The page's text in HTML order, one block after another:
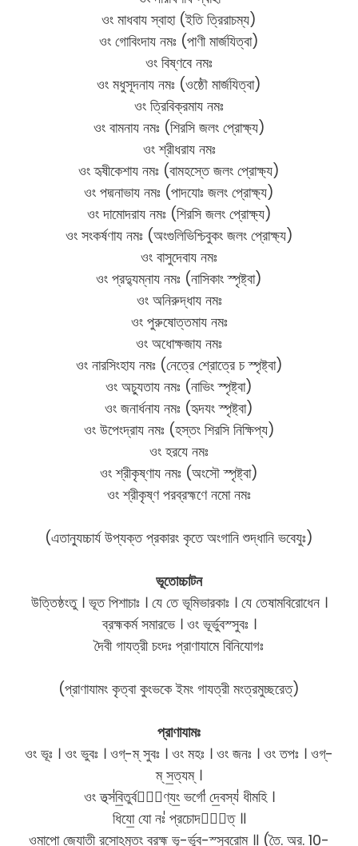
ওং মাধবায স্বাহা (ইতি ত্রিরাচম্য)
ওং গোবিংদায নমঃ (পাণী মার্জযিত্বা)
ওং বিষ্ণবে নমঃ
ওং মধুসূদনায নমঃ (ওষ্ঠৌ মার্জযিত্বা)
ওং ত্রিবিক্রমায নমঃ
ওং বামনায নমঃ (শিরসি জলং প্রোক্ষ্য)
ওং শ্রীধরায নমঃ
ওং হৃষীকেশায নমঃ (বামহস্তে জলং প্রোক্ষ্য)
ওং পদ্মনাভায নমঃ (পাদযোঃ জলং প্রোক্ষ্য)
ওং দামোদরায নমঃ (শিরসি জলং প্রোক্ষ্য)
ওং সংকর্ষণায নমঃ (অংগুলিভিশ্চিবুকং জলং প্রোক্ষ্য)
ওং বাসুদেবায নমঃ
ওং প্রদ্যুম্নায নমঃ (নাসিকাং স্পৃষ্ট্বা)
ওং অনিরুদ্ধায নমঃ
ওং পুরুষোত্তমায নমঃ
ওং অধোক্ষজায নমঃ
ওং নারসিংহায নমঃ (নেত্রে শ্রোত্রে চ স্পৃষ্ট্বা)
ওং অচ্যুতায নমঃ (নাভিং স্পৃষ্ট্বা)
ওং জনার্ধনায নমঃ (হৃদযং স্পৃষ্ট্বা)
ওং উপেংদ্রায নমঃ (হস্তং শিরসি নিক্ষিপ্য)
ওং হরযে নমঃ
ওং শ্রীকৃষ্ণায নমঃ (অংসৌ স্পৃষ্ট্বা)
ওং শ্রীকৃষ্ণ পরব্রহ্মণে নমো নমঃ
(এতান্যুচ্চার্য উপ্যক্ত প্রকারং কৃতে অংগানি শুদ্ধানি ভবেযুঃ)
ভূতোচ্চাটন
উত্তিষ্ঠংতু । ভূত পিশাচাঃ । যে তে ভূমিভারকাঃ । যে তেষামবিরোধেন ।
ব্রহ্মকর্ম সমারভে । ওং ভূর্ভুবস্সুবঃ ।
দৈবী গাযত্রী চংদঃ প্রাণাযামে বিনিযোগঃ
(প্রাণাযামং কৃত্বা কুংভকে ইমং গাযত্রী মংত্রমুচ্ছরেত্)
প্রাণাযামঃ
ওং ভূঃ । ওং ভুবঃ । ওগ্-ম্ সুবঃ । ওং মহঃ । ওং জনঃ । ওং তপঃ । ওগ্-
ম্ স॒ত্যম্ ।
ওং তথ্স॑বি॒তুর্বরে᳚ণ্যং॒ ভর্গো॑ দে॒বস্য॑ ধীমহি ।
ধিযো॒ যো নঃ॑ প্রচোদযা᳚ত্ ॥
ওমাপো॒ জ্যোতী॒ রসো॒ঽমৃতং॒ ব্রহ্ম॒ ভূ-র্ভুব॒-স্সুব॒রোম্ ॥ (তৈ. অর. 10-